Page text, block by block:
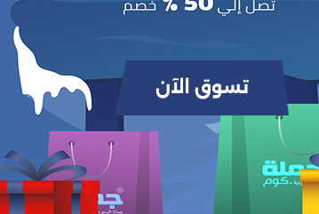
واقي شاشة
9H الشاشة من الخدوش والصدمات، مع تصميمشفاف وواضح